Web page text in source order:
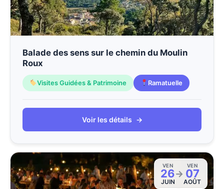
Balade des sens sur le chemin du Moulin
Roux
Visites Guidées & Patrimoine Ramatuelle
Voir les détails →
VEN
26
JUIN
→
VEN
07
AOÛT